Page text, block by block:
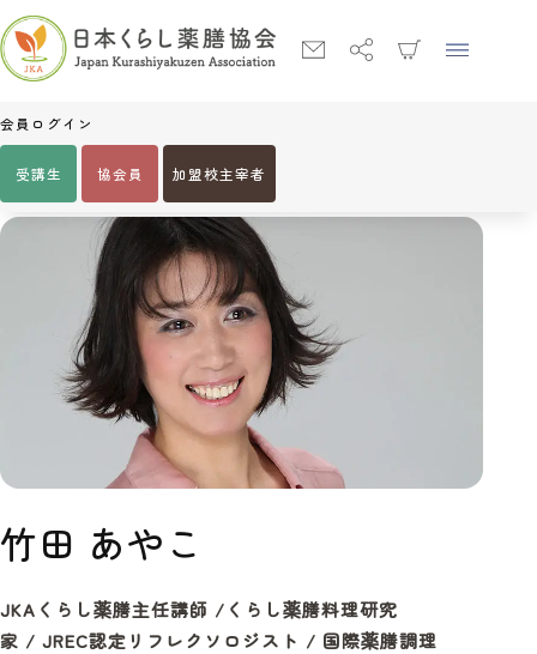
会員ログイン
受講生 協会員 加盟校主宰者
Home 竹田 あやこ
竹田 あやこ
JKAくらし薬膳主任講師 /くらし薬膳料理研究
家 / JREC認定リフレクソロジスト / 国際薬膳調理